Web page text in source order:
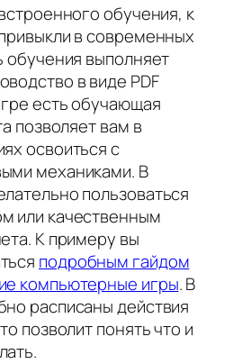
обучения, к
в современных
обучения выполняет
в виде PDF
есть обучающая
позволяет вам в
освоиться с
механиками. В
пользоваться
или качественным
К примеру вы
подробным гайдом
компьютерные игры. В
расписаны действия
позволит понять что и